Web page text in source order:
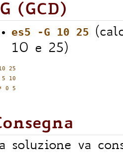
(GCD)
es5 -G 10 25
10 e 25)
25
10
0 5
soluzione va